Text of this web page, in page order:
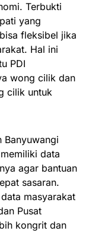
Terbukti
yang
fleksibel jika
Hal ini
PDI
wong cilik dan
cilik untuk
Banyuwangi
data
agar bantuan
sasaran.
masyarakat
Pusat
kongrit dan